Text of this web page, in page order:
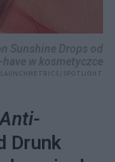
Drunk